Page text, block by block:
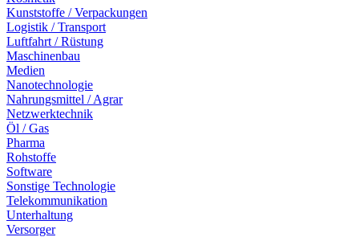
Kunststoffe / Verpackungen
Logistik / Transport
Luftfahrt / Rüstung
Maschinenbau
Medien
Nanotechnologie
Nahrungsmittel / Agrar
Netzwerktechnik
Öl / Gas
Pharma
Rohstoffe
Software
Sonstige Technologie
Telekommunikation
Unterhaltung
Versorger